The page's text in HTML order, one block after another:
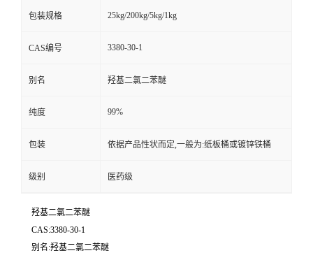
包装规格 25kg/200kg/5kg/1kg
CAS编号 3380-30-1
别名 羟基二氯二苯醚
纯度 99%
包装 依据产品性状而定,一般为:纸板桶或镀锌铁桶
级别 医药级
羟基二氯二苯醚
CAS:3380-30-1
别名:羟基二氯二苯醚